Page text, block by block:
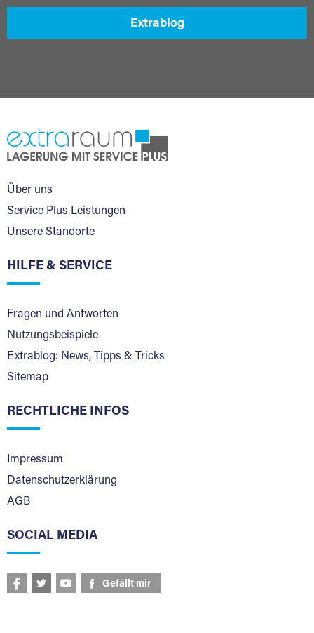
Extrablog
Über uns
Service Plus Leistungen
Unsere Standorte
HILFE & SERVICE
Fragen und Antworten
Nutzungsbeispiele
Extrablog: News, Tipps & Tricks
Sitemap
RECHTLICHE INFOS
Impressum
Datenschutzerklärung
AGB
SOCIAL MEDIA
Gefällt mir